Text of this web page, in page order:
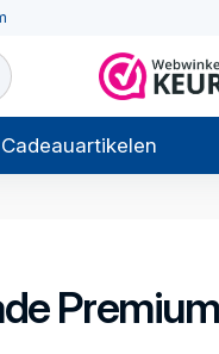
Cadeauartikelen
Premium